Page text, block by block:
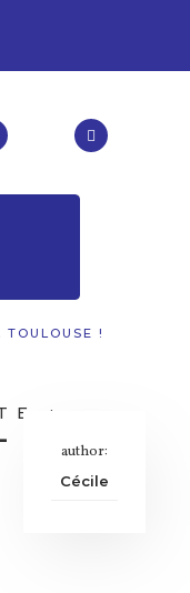
!
:
author:
Cécile